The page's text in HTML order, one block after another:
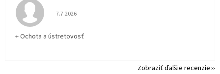
Hodnotenie obchodu je 5 z 5 hviezdičiek.
7.7.2026
+ Ochota a ústretovosť
Zobraziť ďalšie recenzie